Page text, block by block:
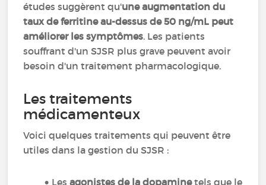
études suggèrent qu'une augmentation du
taux de ferritine au-dessus de 50 ng/mL peut
améliorer les symptômes. Les patients
souffrant d'un SJSR plus grave peuvent avoir
besoin d'un traitement pharmacologique.
Les traitements
médicamenteux
Voici quelques traitements qui peuvent être
utiles dans la gestion du SJSR :
Lesagonistes de la dopaminetels que le